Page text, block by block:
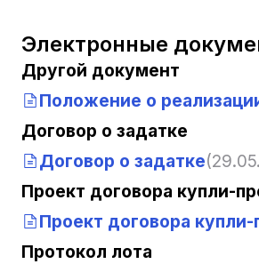
Электронные
Другой документ
Положение о
Договор о задатке
Договор о задатке
Проект договора купли-
Проект договора
Протокол лота